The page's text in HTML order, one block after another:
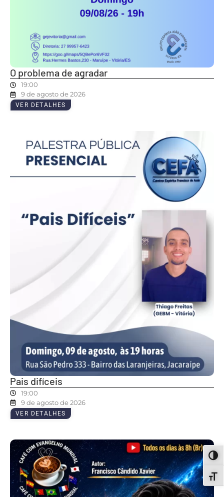
O problema de agradar
19:00
9 de agosto de 2026
VER DETALHES
Pais difíceis
19:00
9 de agosto de 2026
VER DETALHES